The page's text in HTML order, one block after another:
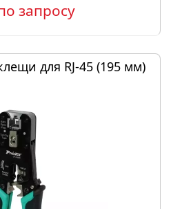
запросу
для RJ-45 (195 мм)